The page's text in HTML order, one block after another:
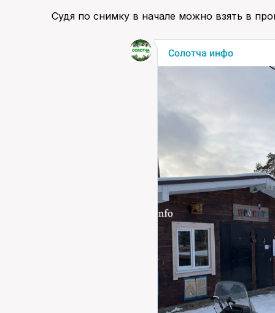
Судя по снимку в начале можно взять в